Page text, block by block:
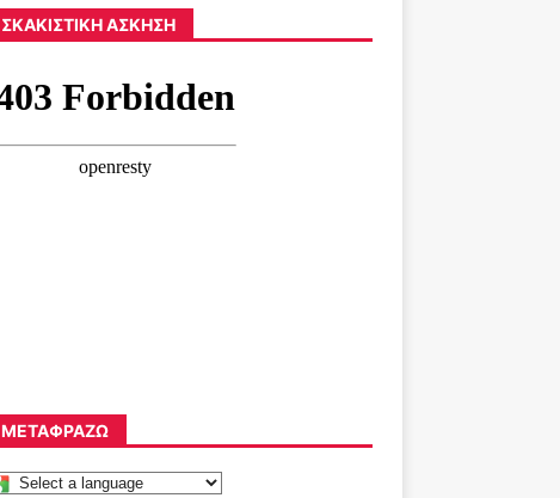
ΣΚΑΚΙΣΤΙΚΉ ΆΣΚΗΣΗ
ΜΕΤΑΦΡΆΖΩ